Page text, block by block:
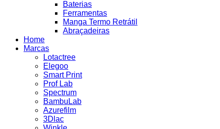
Baterias
Ferramentas
Manga Termo Retrátil
Abraçadeiras
Home
Marcas
Lotactree
Elegoo
Smart Print
Prof Lab
Spectrum
BambuLab
Azurefilm
3Dlac